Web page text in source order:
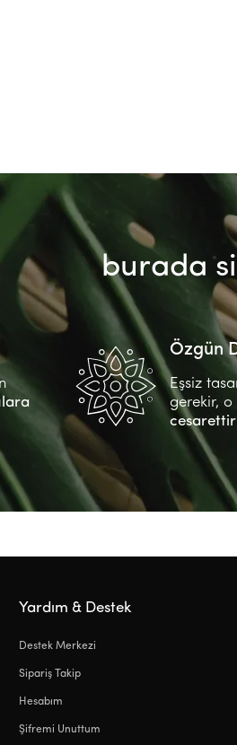
burada
Özgün
Eşsiz
gerekir,
cesarettir
Yardım & Destek
Destek Merkezi
Sipariş Takip
Hesabım
Şifremi Unuttum